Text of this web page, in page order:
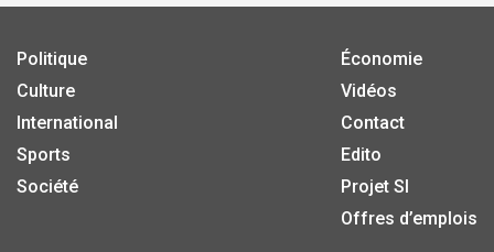
Politique
Culture
International
Sports
Société
Économie
Vidéos
Contact
Edito
Projet SI
Offres d’emplois